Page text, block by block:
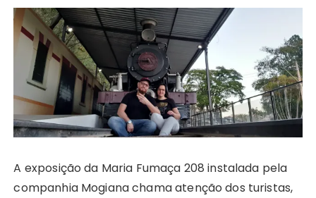
A exposição da Maria Fumaça 208 instalada pela
companhia Mogiana chama atenção dos turistas,